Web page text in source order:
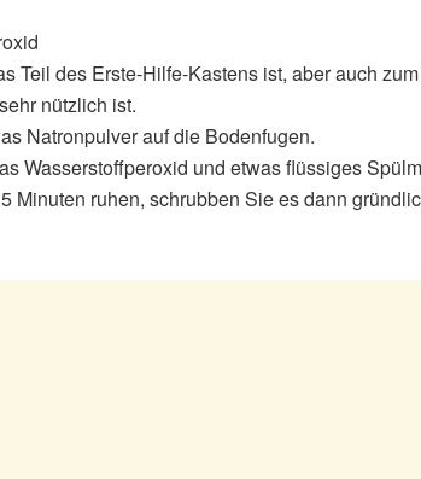
Teil des Erste-Hilfe-Kastens ist, aber auch
nützlich ist.
Natronpulver auf die Bodenfugen.
Wasserstoffperoxid und etwas flüssiges
Minuten ruhen, schrubben Sie es dann